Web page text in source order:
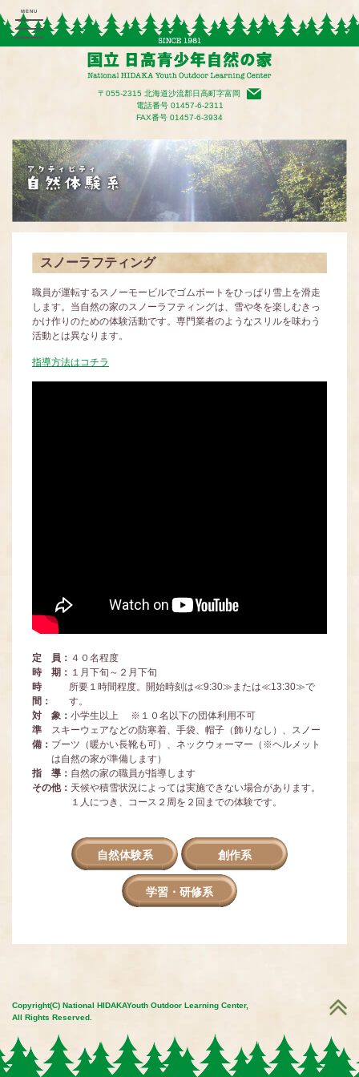
〒055-2315 北海道沙流郡日高町字富岡
電話番号 01457-6-2311
FAX番号 01457-6-3934
スノーラフティング
職員が運転するスノーモービルでゴムボートをひっぱり雪上を滑走
します。当自然の家のスノーラフティングは、雪や冬を楽しむきっ
かけ作りのための体験活動です。専門業者のようなスリルを味わう
活動とは異なります。
指導方法はコチラ
定 員： ４０名程度
時 期： １月下旬～２月下旬
時
間：
所要１時間程度。開始時刻は≪9:30≫または≪13:30≫で
す。
対 象： 小学生以上 ※１０名以下の団体利用不可
準
備：
スキーウェアなどの防寒着、手袋、帽子（飾りなし）、スノー
ブーツ（暖かい長靴も可）、ネックウォーマー（※ヘルメット
は自然の家が準備します）
指 導： 自然の家の職員が指導します
その他： 天候や積雪状況によっては実施できない場合があります。
１人につき、コース２周を２回までの体験です。
自然体験系 創作系
学習・研修系
Copyright(C) National HIDAKAYouth Outdoor Learning Center,
All Rights Reserved.